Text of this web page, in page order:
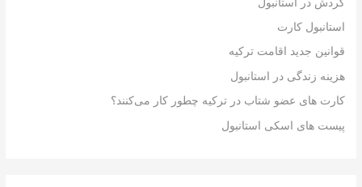
گردش در استانبول
استانبول کارت
قوانین جدید اقامت ترکیه
هزینه زندگی در استانبول
کارت های عضو شتاب در ترکیه چطور کار می‌کنند؟
پیست های اسکی استانبول